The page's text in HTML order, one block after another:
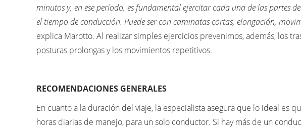
minutos y, en ese período, es fundamental ejercitar cada una de las partes
el tiempo de conducción. Puede ser con caminatas cortas, elongación,
explica Marotto. Al realizar simples ejercicios prevenimos, además, los
posturas prolongas y los movimientos repetitivos.
RECOMENDACIONES GENERALES
En cuanto a la duración del viaje, la especialista asegura que lo ideal es
horas diarias de manejo, para un solo conductor. Si hay más de un